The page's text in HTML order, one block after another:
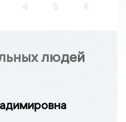
4 5 6
людей